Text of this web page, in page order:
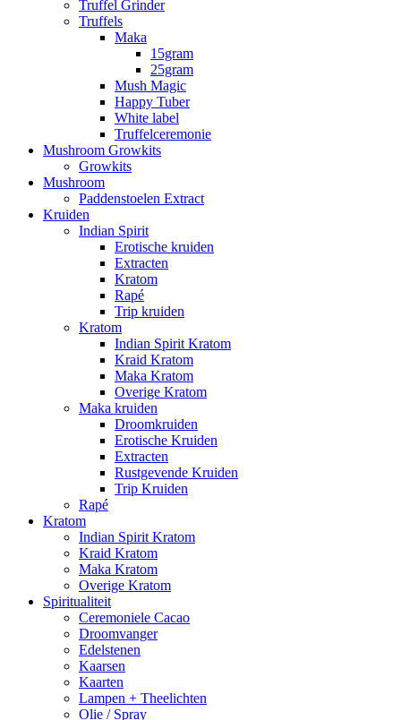
Truffel Grinder
Truffels
Maka
15gram
25gram
Mush Magic
Happy Tuber
White label
Truffelceremonie
Mushroom Growkits
Growkits
Mushroom
Paddenstoelen Extract
Kruiden
Indian Spirit
Erotische kruiden
Extracten
Kratom
Rapé
Trip kruiden
Kratom
Indian Spirit Kratom
Kraid Kratom
Maka Kratom
Overige Kratom
Maka kruiden
Droomkruiden
Erotische Kruiden
Extracten
Rustgevende Kruiden
Trip Kruiden
Rapé
Kratom
Indian Spirit Kratom
Kraid Kratom
Maka Kratom
Overige Kratom
Spiritualiteit
Ceremoniele Cacao
Droomvanger
Edelstenen
Kaarsen
Kaarten
Lampen + Theelichten
Olie / Spray